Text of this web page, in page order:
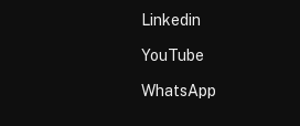
Linkedin
YouTube
WhatsApp